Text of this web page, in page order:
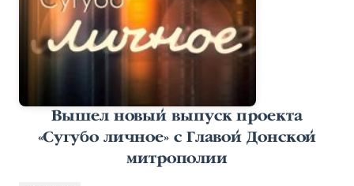
Вышел новый выпуск проекта
«Сугубо личное» с Главой Донской
митрополии